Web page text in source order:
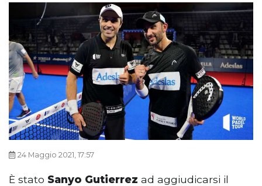
24 Maggio 2021, 17:57
È stato Sanyo Gutierrez ad aggiudicarsi il